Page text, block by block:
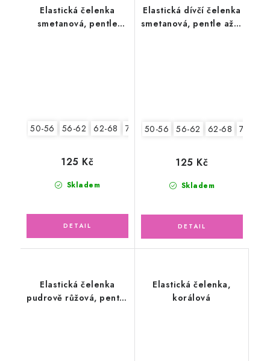
Elastická čelenka
smetanová, pentle
50-56 56-62 62-68 74-86
Skladem
125 Kč
Elastická dívčí čelenka
smetanová, pentle ažur
50-56 56-62 62-68 74-86
Skladem
125 Kč
Elastická čelenka
pudrově růžová, pentle
Elastická čelenka,
korálová